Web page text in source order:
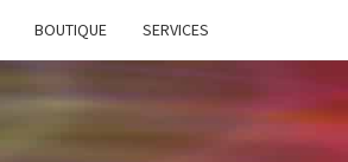
BOUTIQUE SERVICES